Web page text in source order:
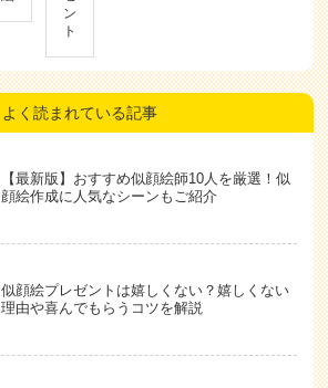
ン
ト
よく読まれている記事
【最新版】おすすめ似顔絵師10人を厳選！似
顔絵作成に人気なシーンもご紹介
似顔絵プレゼントは嬉しくない？嬉しくない
理由や喜んでもらうコツを解説